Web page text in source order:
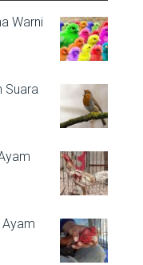
Warni
Suara